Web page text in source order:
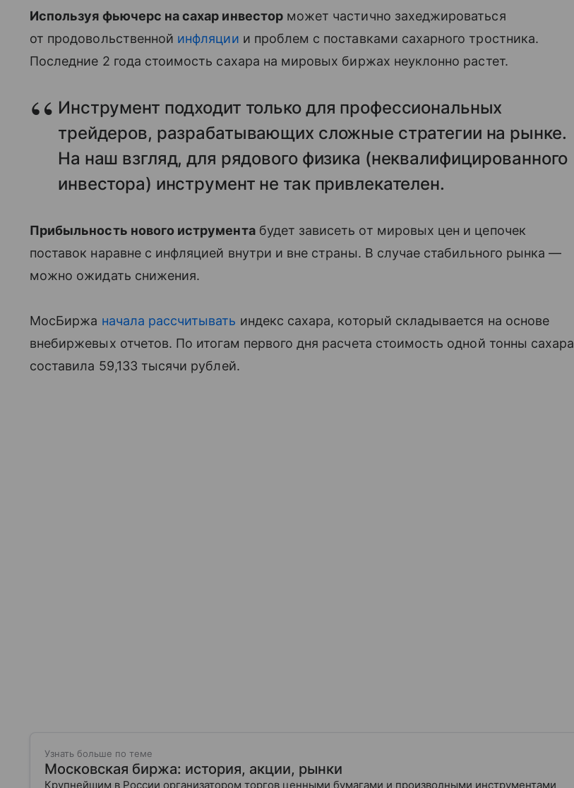
Используя фьючерс на сахар инвесторможет частично захеджироваться
от продовольственной инфляции и проблем с поставками сахарного тростника.
Последние 2 года стоимость сахара на мировых биржах неуклонно растет.
Инструмент подходит только для профессиональных
трейдеров, разрабатывающих сложные стратегии на рынке.
На наш взгляд, для рядового физика (неквалифицированного
инвестора) инструмент не так привлекателен.
Прибыльность нового иструментабудет зависеть от мировых цен и цепочек
поставок наравне с инфляцией внутри и вне страны. В случае стабильного рынка —
можно ожидать снижения.
МосБиржа начала рассчитывать индекс сахара, который складывается на основе
внебиржевых отчетов. По итогам первого дня расчета стоимость одной тонны сахара
составила 59,133 тысячи рублей.
Узнать больше по теме
Московская биржа: история, акции, рынки
Крупнейшим в России организатором торгов ценными бумагами и производными инструментами